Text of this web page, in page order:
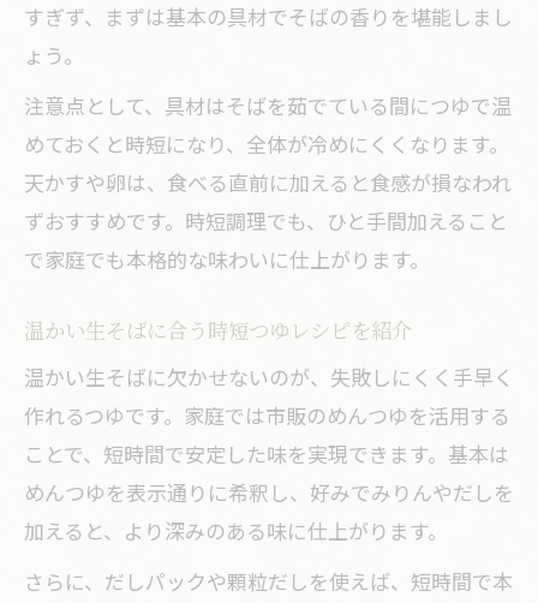
すぎず、まずは基本の具材でそばの香りを堪能しまし
ょう。
注意点として、具材はそばを茹でている間につゆで温
めておくと時短になり、全体が冷めにくくなります。
天かすや卵は、食べる直前に加えると食感が損なわれ
ずおすすめです。時短調理でも、ひと手間加えること
で家庭でも本格的な味わいに仕上がります。
温かい生そばに合う時短つゆレシピを紹介
温かい生そばに欠かせないのが、失敗しにくく手早く
作れるつゆです。家庭では市販のめんつゆを活用する
ことで、短時間で安定した味を実現できます。基本は
めんつゆを表示通りに希釈し、好みでみりんやだしを
加えると、より深みのある味に仕上がります。
さらに、だしパックや顆粒だしを使えば、短時間で本